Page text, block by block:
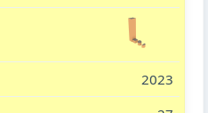
2023